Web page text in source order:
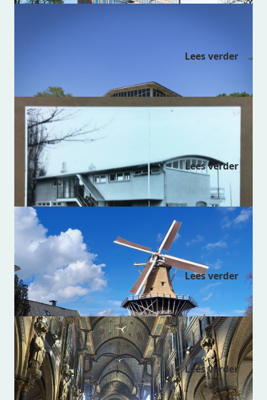
Lees verder
Clubgebouw Rotterdamsche
Zeilvereeniging
Lees verder
Snuif- en specerijenmolens De Ster
en De Lelie
Lees verder
Sint Lambertuskerk
Lees verder